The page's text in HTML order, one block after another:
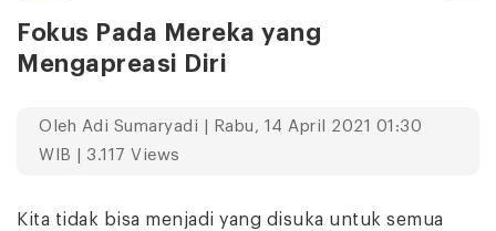
Fokus Pada Mereka yang
Mengapreasi Diri
Oleh Adi Sumaryadi | Rabu, 14 April 2021 01:30
WIB | 3.117 Views
Kita tidak bisa menjadi yang disuka untuk semua